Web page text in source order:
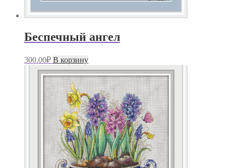
Беспечный ангел
300.00₽ В корзину